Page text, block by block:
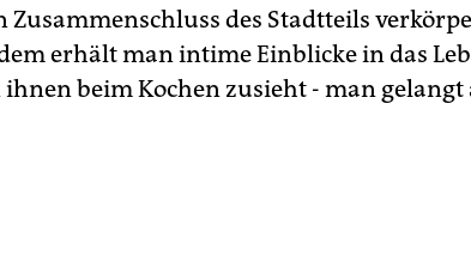
Zusammenschluss des Stadtteils
erhält man intime Einblicke in das
beim Kochen zusieht - man gelangt